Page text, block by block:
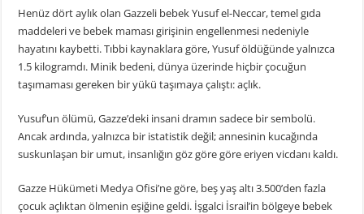
Henüz dört aylık olan Gazzeli bebek Yusuf el-Neccar, temel gıda
maddeleri ve bebek maması girişinin engellenmesi nedeniyle
hayatını kaybetti. Tıbbi kaynaklara göre, Yusuf öldüğünde yalnızca
1.5 kilogramdı. Minik bedeni, dünya üzerinde hiçbir çocuğun
taşımaması gereken bir yükü taşımaya çalıştı: açlık.
Yusuf’un ölümü, Gazze’deki insani dramın sadece bir sembolü.
Ancak ardında, yalnızca bir istatistik değil; annesinin kucağında
suskunlaşan bir umut, insanlığın göz göre göre eriyen vicdanı kaldı.
Gazze Hükümeti Medya Ofisi’ne göre, beş yaş altı 3.500’den fazla
çocuk açlıktan ölmenin eşiğine geldi. İşgalci İsrail’in bölgeye bebek